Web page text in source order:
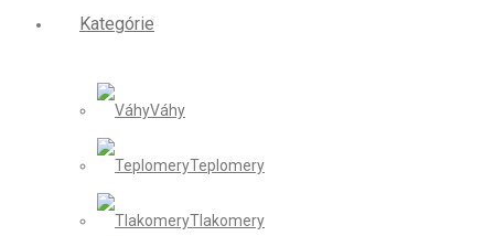
Kategórie
Váhy
Teplomery
Tlakomery